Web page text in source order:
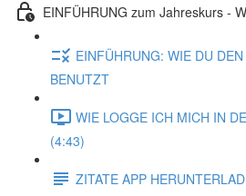
EINFÜHRUNG zum Jahreskurs -
EINFÜHRUNG: WIE DU
BENUTZT
WIE LOGGE ICH MICH IN
(4:43)
ZITATE APP